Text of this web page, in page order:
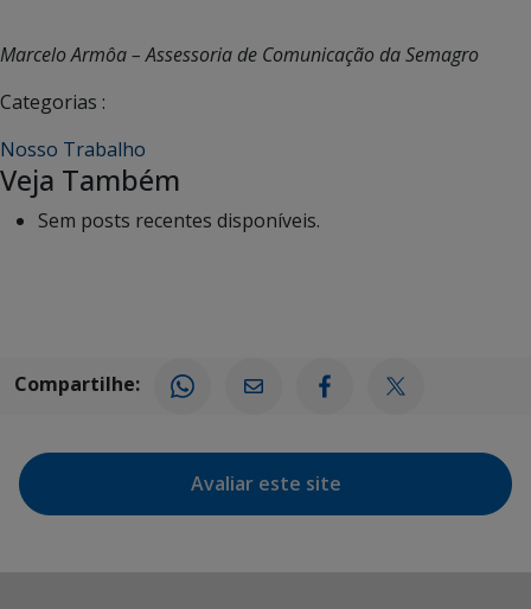
Marcelo Armôa – Assessoria de Comunicação da Semagro
Categorias :
Nosso Trabalho
Veja Também
Sem posts recentes disponíveis.
Compartilhe:
Avaliar este site